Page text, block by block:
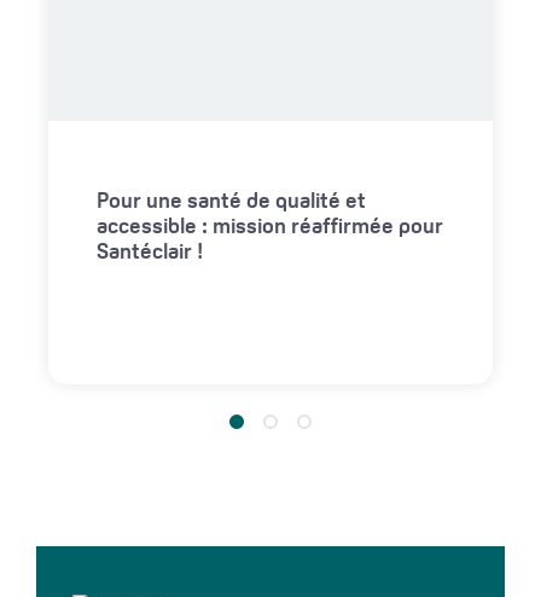
Pour une santé de qualité et
accessible : mission réaffirmée pour
Santéclair !